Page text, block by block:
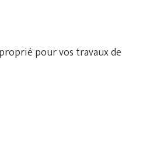
pour vos travaux de